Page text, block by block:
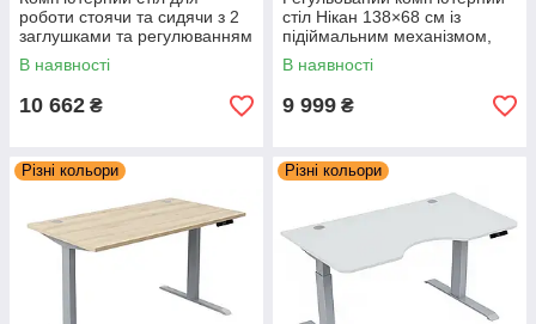
роботи стоячи та сидячи з 2
заглушками та регулюванням
висоти Нікан 160×80 см
одномоторний
В наявності
10 662 ₴
стіл Нікан 138×68 см із
підіймальним механізмом,
пультом і кабельною
заглушкою
В наявності
9 999 ₴
Різні кольори Різні кольори